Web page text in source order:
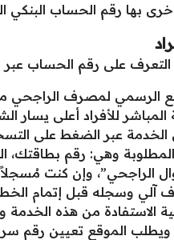
بها رقم الحساب
على رقم الحساب عبر
الرسمي لمصرف الراجحي
للأفراد أعلى يسار
عبر الضغط على
وهي: رقم بطاقتك، الرقم السري
الراجحي”، وإن كنت
آلي وسجله قبل إتمام
الاستفادة من هذه الخدمة
الموقع تعيين رقم